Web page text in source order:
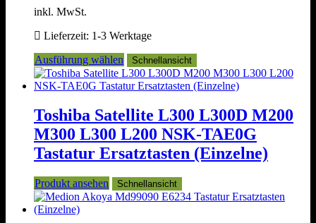
inkl. MwSt.
Lieferzeit: 1-3 Werktage
Ausführung wählen
Dieses
Produkt
weist
Varianten
auf.
Die
Optionen
können
der
Produktseite
Schnellansicht
Toshiba Satellite L300 L300D M200
M300 L300 L200 NSK-TAE0G
Tastatur Ersatztasten (Einzelne)
Produkt ansehen Schnellansicht